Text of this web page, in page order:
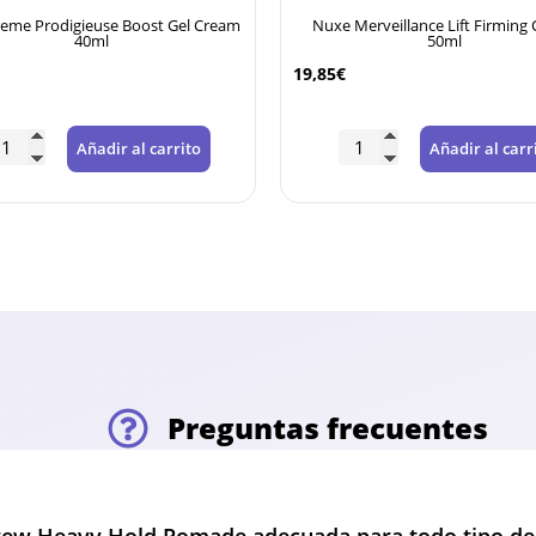
Merveillance Lift Firming Cream
50ml
Añadir al carrito
Nuxe Nuxuriance Ultra Anti-
50ml
21,25€
Añadir al
Preguntas frecuentes